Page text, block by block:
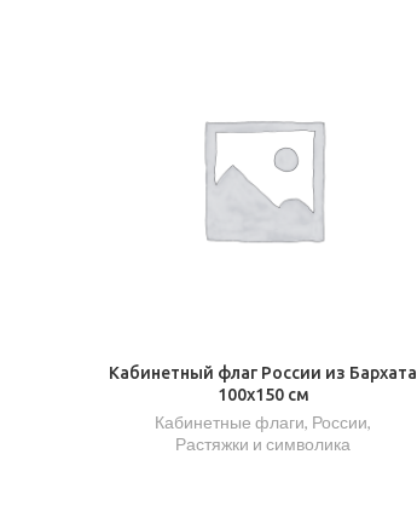
Кабинетный флаг России из Бархата
100х150 см
Кабинетные флаги, России,
Растяжки и символика